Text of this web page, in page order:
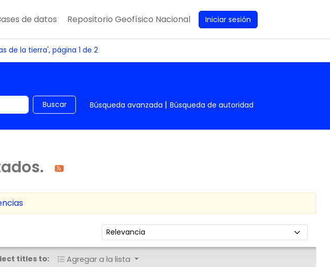
de datos Repositorio Geofísico Nacional Iniciar sesión
de la tierra', página 1 de 2
Buscar Búsqueda avanzada Búsqueda de autoridad
Ordenar por:
titles to: Agregar a la lista